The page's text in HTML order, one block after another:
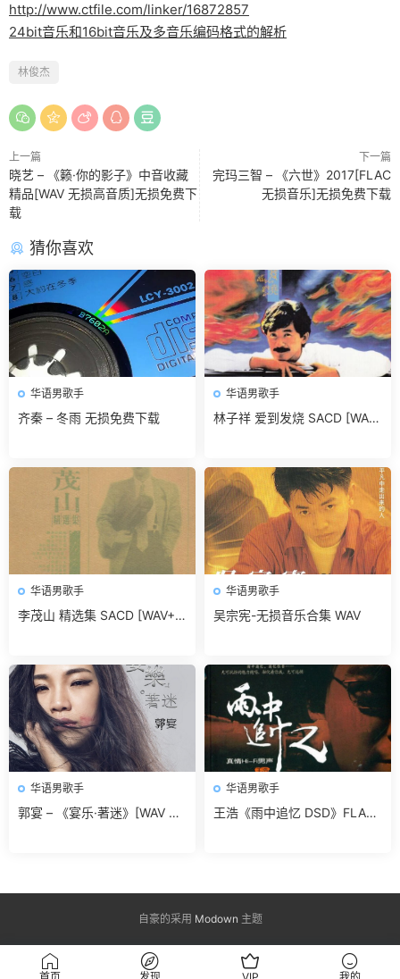
http://www.ctfile.com/linker/16872857
24bit音乐和16bit音乐及多音乐编码格式的解析
林俊杰
上一篇
晓艺 – 《籁·你的影子》中音收藏
精品[WAV 无损高音质]无损免费下
载
下一篇
完玛三智 – 《六世》2017[FLAC
无损音乐]无损免费下载
猜你喜欢
华语男歌手
齐秦 – 冬雨 无损免费下载
华语男歌手
林子祥 爱到发烧 SACD [WAV
华语男歌手
李茂山 精选集 SACD [WAV+C
华语男歌手
吴宗宪-无损音乐合集 WAV
华语男歌手
郭宴 – 《宴乐·著迷》[WAV 无
华语男歌手
王浩《雨中追忆 DSD》FLAC
自豪的采用 Modown 主题